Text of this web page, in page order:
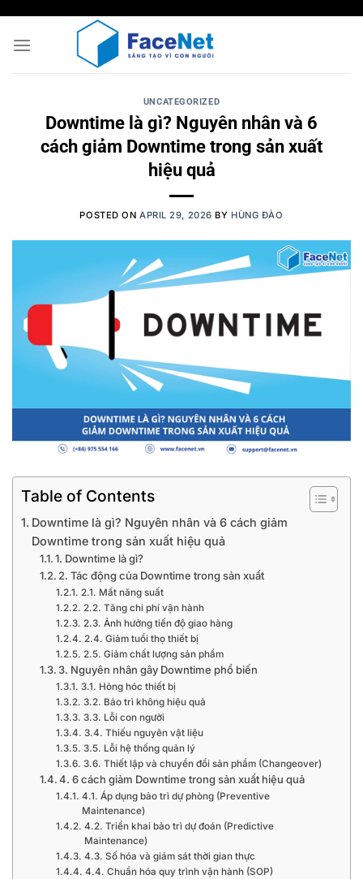
content
UNCATEGORIZED
Downtime là gì? Nguyên nhân và 6
cách giảm Downtime trong sản xuất
hiệu quả
POSTED ONAPRIL 29, 2026 BY HÙNG ĐÀO
Table of Contents
Downtime là gì? Nguyên nhân và 6 cách giảm
Downtime trong sản xuất hiệu quả
1. Downtime là gì?
2. Tác động của Downtime trong sản xuất
2.1. Mất năng suất
2.2. Tăng chi phí vận hành
2.3. Ảnh hưởng tiến độ giao hàng
2.4. Giảm tuổi thọ thiết bị
2.5. Giảm chất lượng sản phẩm
3. Nguyên nhân gây Downtime phổ biến
3.1. Hỏng hóc thiết bị
3.2. Bảo trì không hiệu quả
3.3. Lỗi con người
3.4. Thiếu nguyên vật liệu
3.5. Lỗi hệ thống quản lý
3.6. Thiết lập và chuyển đổi sản phẩm (Changeover)
4. 6 cách giảm Downtime trong sản xuất hiệu quả
4.1. Áp dụng bảo trì dự phòng (Preventive
Maintenance)
4.2. Triển khai bảo trì dự đoán (Predictive
Maintenance)
4.3. Số hóa và giám sát thời gian thực
4.4. Chuẩn hóa quy trình vận hành (SOP)